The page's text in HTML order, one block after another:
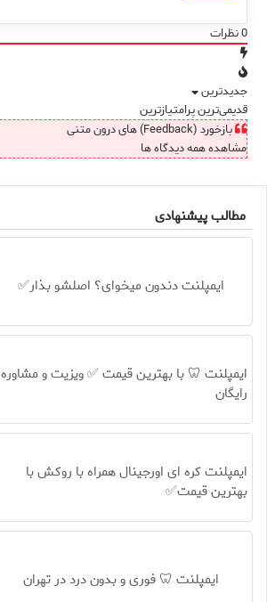
0نظرات
جدیدترین
قدیمی‌ترینپرامتیازترین
بازخورد (Feedback) های درون متنی
مشاهده همه دیدگاه ها
مطالب پیشنهادی
ایمپلنت دندون میخوای؟ اصلشو بذار✅
ایمپلنت 🦷 با بهترین قیمت ✅ ویزیت و مشاوره
رایگان
ایمپلنت کره ای اورجینال همراه با روکش با
بهترین قیمت✅
ایمپلنت 🦷 فوری و بدون درد در تهران